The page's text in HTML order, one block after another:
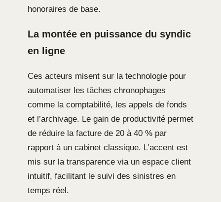
honoraires de base.
La montée en puissance du syndic
en ligne
Ces acteurs misent sur la technologie pour
automatiser les tâches chronophages
comme la comptabilité, les appels de fonds
et l’archivage. Le gain de productivité permet
de réduire la facture de 20 à 40 % par
rapport à un cabinet classique. L’accent est
mis sur la transparence via un espace client
intuitif, facilitant le suivi des sinistres en
temps réel.